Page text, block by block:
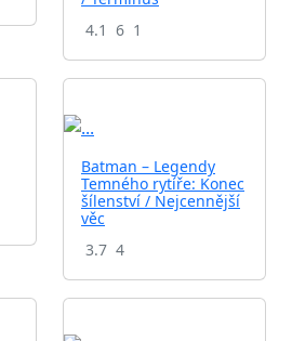
4.1 6 1
Batman – Legendy
Temného rytíře: Konec
šílenství / Nejcennější
věc
3.7 4